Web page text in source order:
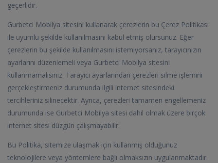
geçerlidir.
Gurbetci Mobilya sitesini kullanarak çerezlerin bu Çerez Politikası
ile uyumlu şekilde kullanılmasını kabul etmiş olursunuz. Eğer
çerezlerin bu şekilde kullanılmasını istemiyorsanız, tarayıcınızın
ayarlarını düzenlemeli veya Gurbetci Mobilya sitesini
kullanmamalısınız. Tarayıcı ayarlarından çerezleri silme işlemini
gerçekleştirmeniz durumunda ilgili internet sitesindeki
tercihleriniz silinecektir. Ayrıca, çerezleri tamamen engellemeniz
durumunda ise Gurbetci Mobilya sitesi dahil olmak üzere birçok
internet sitesi düzgün çalışmayabilir.
Bu Politika, sitemize ulaşmak için kullanmış olduğunuz
teknolojilere veya yöntemlere bağlı olmaksızın uygulanmaktadır.